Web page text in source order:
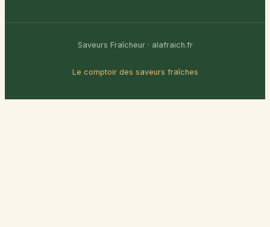
Saveurs Fraîcheur · alafraich.fr
Le comptoir des saveurs fraîches